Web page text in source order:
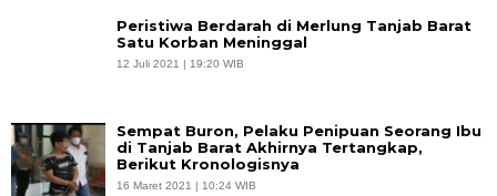
Peristiwa Berdarah di Merlung Tanjab Barat
Satu Korban Meninggal
12 Juli 2021 | 19:20 WIB
Sempat Buron, Pelaku Penipuan Seorang Ibu
di Tanjab Barat Akhirnya Tertangkap,
Berikut Kronologisnya
16 Maret 2021 | 10:24 WIB